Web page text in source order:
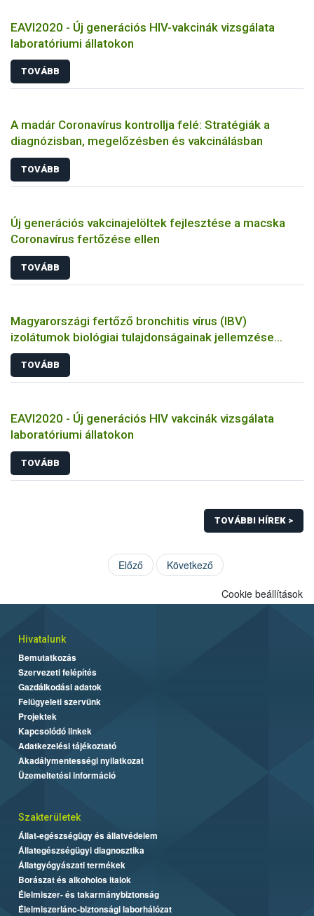
EAVI2020 - Új generációs HIV-vakcinák vizsgálata
laboratóriumi állatokon
TOVÁBB
A madár Coronavírus kontrollja felé: Stratégiák a
diagnózisban, megelőzésben és vakcinálásban
TOVÁBB
Új generációs vakcinajelöltek fejlesztése a macska
Coronavírus fertőzése ellen
TOVÁBB
Magyarországi fertőző bronchitis vírus (IBV)
izolátumok biológiai tulajdonságainak jellemzése
állatkísérletes és molekuláris biológiai eszközökkel
TOVÁBB
EAVI2020 - Új generációs HIV vakcinák vizsgálata
laboratóriumi állatokon
TOVÁBB
TOVÁBBI HÍREK >
Előző Következő
Cookie beállítások
Hivatalunk
Bemutatkozás
Szervezeti felépítés
Gazdálkodási adatok
Felügyeleti szervünk
Projektek
Kapcsolódó linkek
Adatkezelési tájékoztató
Akadálymentességi nyilatkozat
Üzemeltetési információ
Szakterületek
Állat-egészségügy és állatvédelem
Állategészségügyi diagnosztika
Állatgyógyászati termékek
Borászat és alkoholos italok
Élelmiszer- és takarmánybiztonság
Élelmiszerlánc-biztonsági laborhálózat